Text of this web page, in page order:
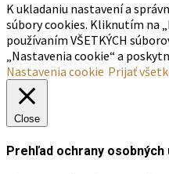
K ukladaniu nastavení a
súbory cookies. Kliknutím na
používaním VŠETKÝCH
„Nastavenia cookie“ a
Nastavenia cookie Prijať
Close
Prehľad ochrany osobných